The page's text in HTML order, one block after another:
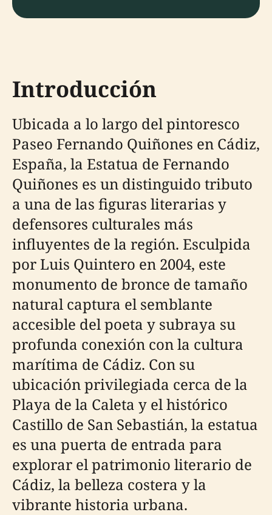
Introducción
Ubicada a lo largo del pintoresco
Paseo Fernando Quiñones en Cádiz,
España, la Estatua de Fernando
Quiñones es un distinguido tributo
a una de las figuras literarias y
defensores culturales más
influyentes de la región. Esculpida
por Luis Quintero en 2004, este
monumento de bronce de tamaño
natural captura el semblante
accesible del poeta y subraya su
profunda conexión con la cultura
marítima de Cádiz. Con su
ubicación privilegiada cerca de la
Playa de la Caleta y el histórico
Castillo de San Sebastián, la estatua
es una puerta de entrada para
explorar el patrimonio literario de
Cádiz, la belleza costera y la
vibrante historia urbana.